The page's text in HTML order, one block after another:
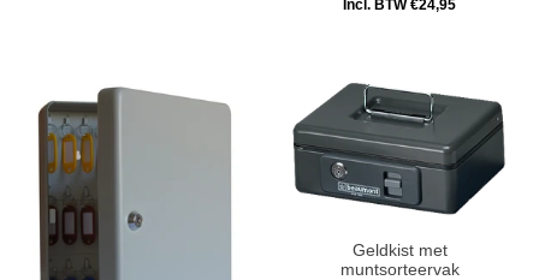
Incl. BTW €24,95
Geldkist met
muntsorteervak